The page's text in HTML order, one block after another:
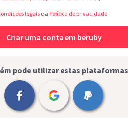
legaise a Política de privacidade
pode utilizar estas plataformas